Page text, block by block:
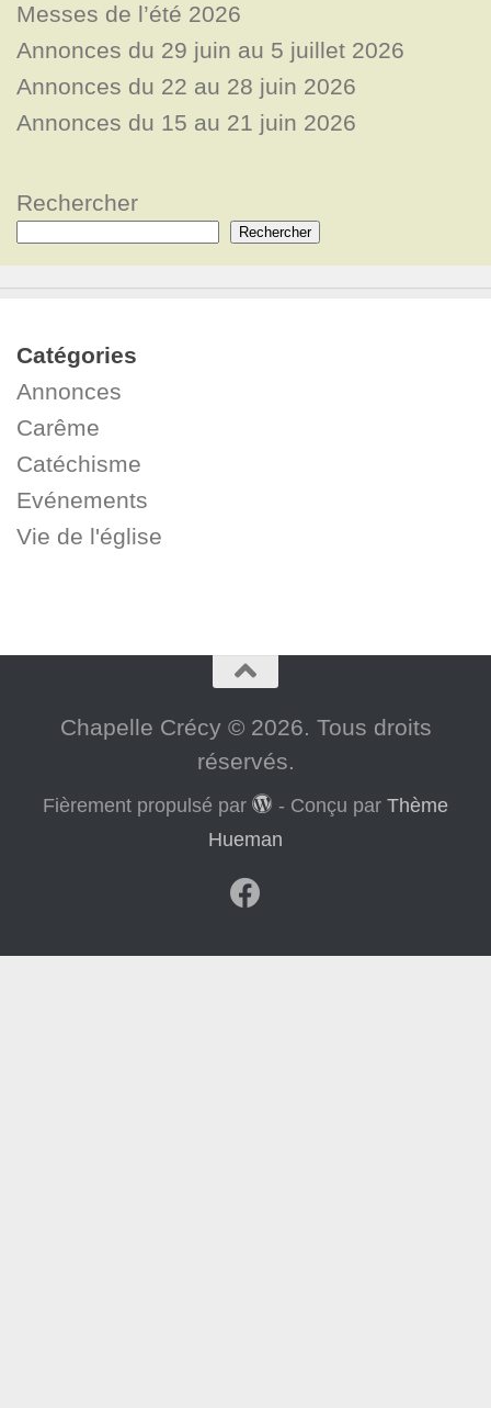
Messes de l’été 2026
Annonces du 29 juin au 5 juillet 2026
Annonces du 22 au 28 juin 2026
Annonces du 15 au 21 juin 2026
Rechercher
Rechercher
Catégories
Annonces
Carême
Catéchisme
Evénements
Vie de l'église
Chapelle Crécy © 2026. Tous droits
réservés.
Fièrement propulsé par - Conçu par Thème
Hueman